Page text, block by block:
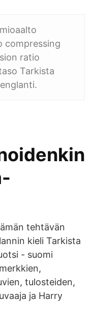
compressing
ratio
Tarkista
tehtävän
kieli Tarkista
- suomi
tulosteiden,
ja Harry